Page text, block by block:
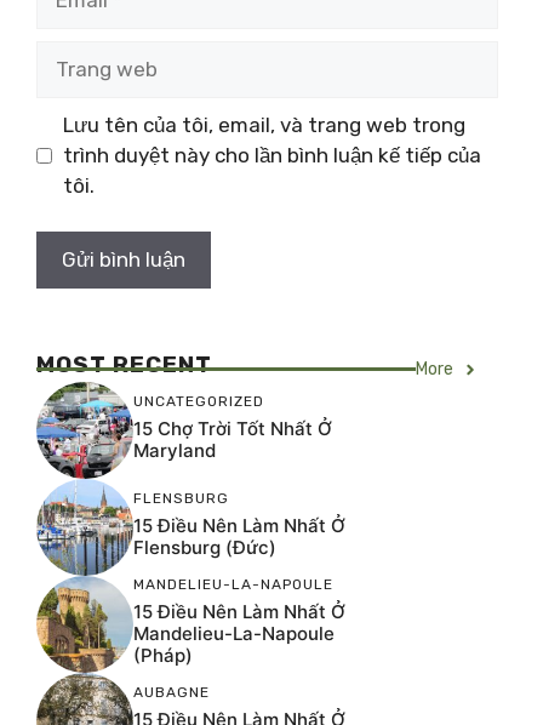
web
Lưu tên của tôi, email, và trang web trong
trình duyệt này cho lần bình luận kế tiếp của
tôi.
MOST RECENT More
UNCATEGORIZED
15 Chợ Trời Tốt Nhất Ở
Maryland
FLENSBURG
15 Điều Nên Làm Nhất Ở
Flensburg (Đức)
MANDELIEU-LA-NAPOULE
15 Điều Nên Làm Nhất Ở
Mandelieu-La-Napoule
(Pháp)
AUBAGNE
15 Điều Nên Làm Nhất Ở